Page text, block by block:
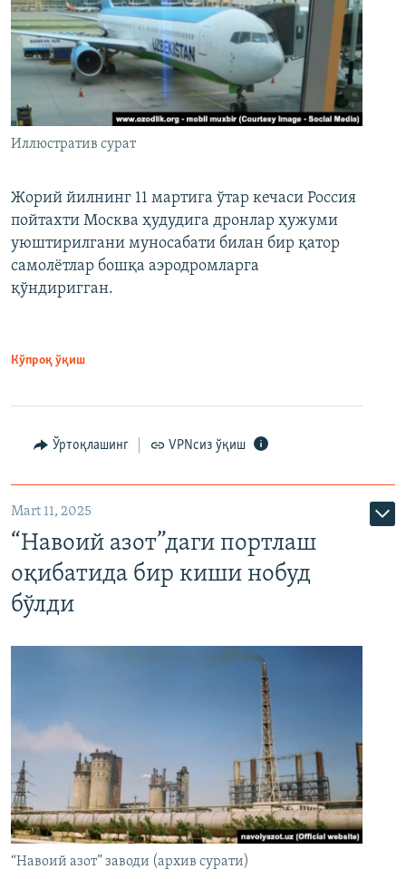
Иллюстратив сурат
Жорий йилнинг 11 мартига ўтар кечаси Россия
пойтахти Москва ҳудудига дронлар ҳужуми
уюштирилгани муносабати билан бир қатор
самолётлар бошқа аэродромларга
қўндиригган.
Кўпроқ ўқиш
Ўртоқлашинг VPNсиз ўқиш
Mart 11, 2025
“Навоий азот”даги портлаш
оқибатида бир киши нобуд
бўлди
“Навоий азот” заводи (архив сурати)